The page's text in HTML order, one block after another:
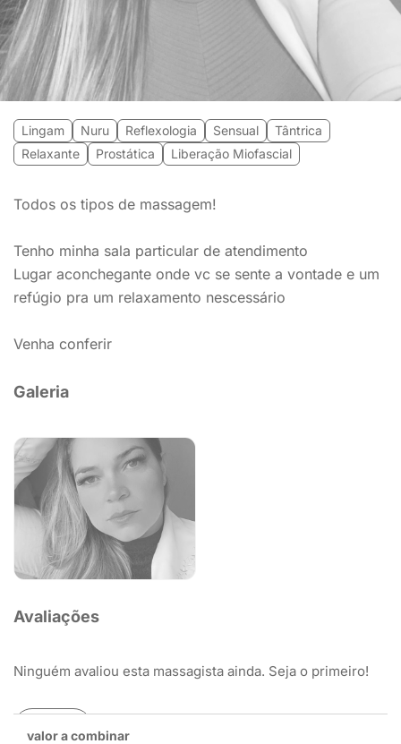
valor a combinar
Lingam Nuru Reflexologia Sensual
Tântrica
Relaxante
Prostática Liberação Miofascial
Todos os tipos de massagem!
Tenho minha sala particular de atendimento
Lugar aconchegante onde vc se sente a vontade e um
refúgio pra um relaxamento nescessário
Venha conferir
Galeria
Avaliações
Ninguém avaliou esta massagista ainda. Seja o primeiro!
Avaliar